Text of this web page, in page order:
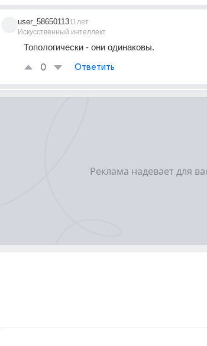
user_58650113
Искусственный интеллект
11лет
Топологически - они одинаковы.
0 Ответить